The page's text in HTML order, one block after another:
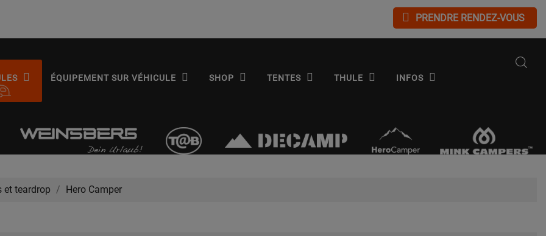
PRENDRE RENDEZ-VOUS
ÉQUIPEMENT SUR VÉHICULE SHOP TENTES THULE INFOS
et teardrop Hero Camper